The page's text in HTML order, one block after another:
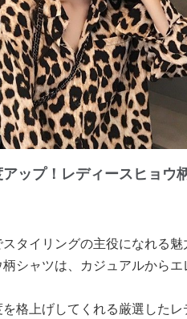
ップ！レディースヒョウ
タイリングの主役になれる魅
シャツは、カジュアルから
格上げしてくれる厳選した